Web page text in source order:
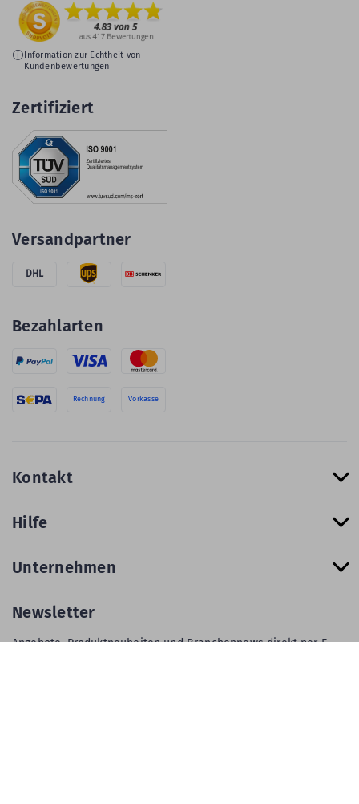
Information zur Echtheit von
Kundenbewertungen
Zertifiziert
Versandpartner
DHL
Bezahlarten
Rechnung Vorkasse
Kontakt
Hilfe
Unternehmen
Newsletter
Angebote, Produktneuheiten und Branchennews direkt per E-